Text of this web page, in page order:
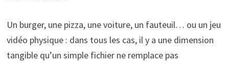
Un burger, une pizza, une voiture, un fauteuil… ou un jeu
vidéo physique : dans tous les cas, il y a une dimension
tangible qu’un simple fichier ne remplace pas